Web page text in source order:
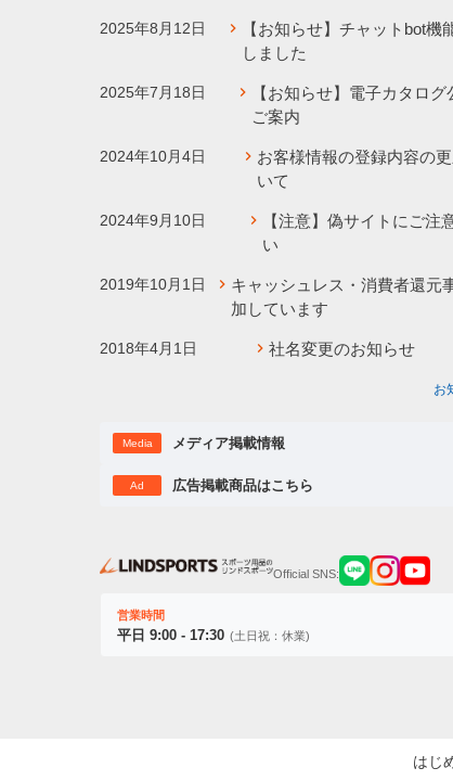
2025年8月12日
【お知らせ】チャットbot機
しました
2025年7月18日
【お知らせ】電子カタログ
ご案内
2024年10月4日
お客様情報の登録内容の
いて
2024年9月10日
【注意】偽サイトにご注
い
2019年10月1日
キャッシュレス・消費者還元
加しています
2018年4月1日 社名変更のお知らせ
お
Media メディア掲載情報
Ad 広告掲載商品はこちら
Official SNS:
営業時間
平日 9:00 - 17:30 (土日祝：休業)
はじ